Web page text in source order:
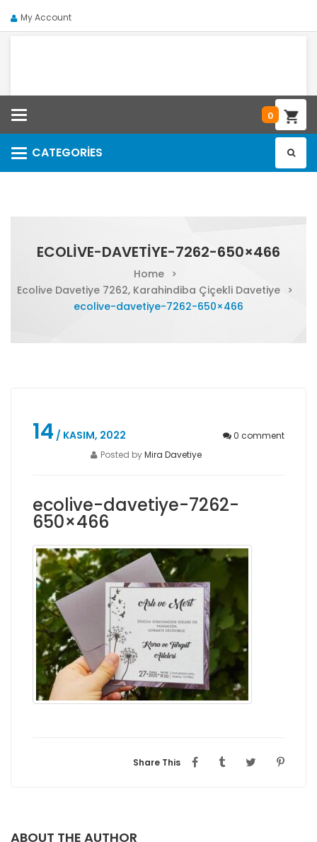
My Account
0
CATEGORIES
Categories
ECOLIVE-DAVETIYE-7262-650×466
Home
>
Ecolive Davetiye 7262, Karahindiba Çiçekli Davetiye >
ecolive-davetiye-7262-650×466
14 / KASIM, 2022 0 comment
Posted byMira Davetiye
ecolive-davetiye-7262-
650×466
Share This
ABOUT THE AUTHOR